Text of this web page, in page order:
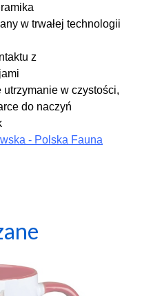
w trwałej technologii
z
utrzymanie w czystości,
do naczyń
- Polska Fauna